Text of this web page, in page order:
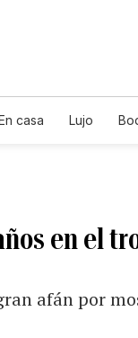
casa Lujo
en el
afán por